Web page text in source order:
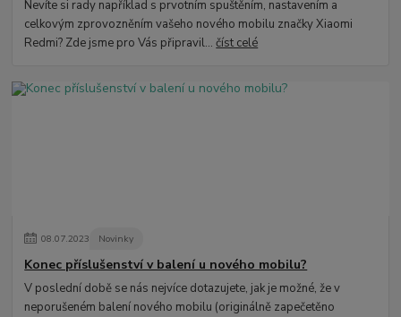
Nevíte si rady například s prvotním spuštěním, nastavením a
celkovým zprovozněním vašeho nového mobilu značky Xiaomi
Redmi? Zde jsme pro Vás připravil...číst celé
08.07.2023 Novinky
Konec příslušenství v balení u nového mobilu?
V poslední době se nás nejvíce dotazujete, jak je možné, že v
neporušeném balení nového mobilu (originálně zapečetěno